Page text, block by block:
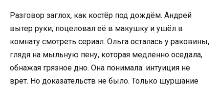
Разговор заглох, как костёр под дождём. Андрей
вытер руки, поцеловал её в макушку и ушёл в
комнату смотреть сериал. Ольга осталась у раковины,
глядя на мыльную пену, которая медленно оседала,
обнажая грязное дно. Она понимала: интуиция не
врёт. Но доказательств не было. Только шуршание